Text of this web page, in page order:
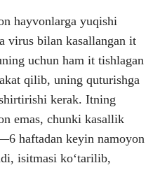
hayvonlarga yuqishi
virus bilan kasallangan it
uchun ham it tishlagan
qilib, uning quturishga
kerak. Itning
emas, chunki kasallik
haftadan keyin namoyon
isitmasi koʻtarilib,